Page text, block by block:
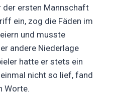
ersten Mannschaft
ein, zog die Fäden im
und musste
andere Niederlage
hatte er stets ein
nicht so lief, fand
Worte.